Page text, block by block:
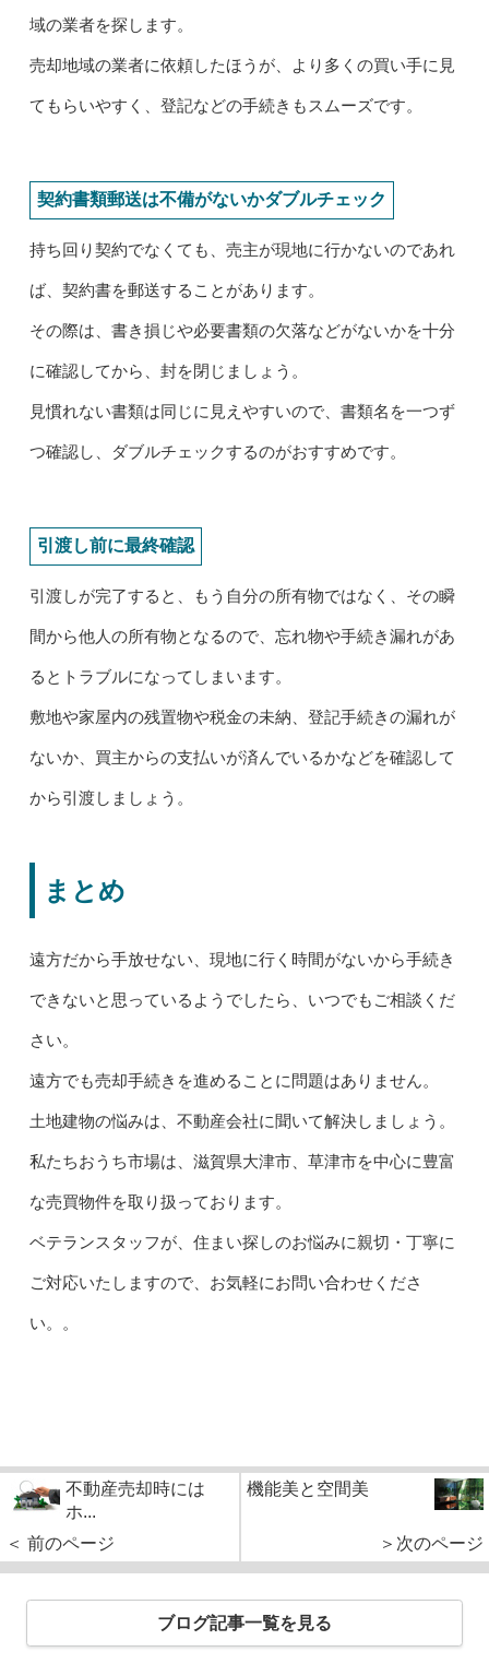
域の業者を探します。
売却地域の業者に依頼したほうが、より多くの買い手に見
てもらいやすく、登記などの手続きもスムーズです。
契約書類郵送は不備がないかダブルチェック
持ち回り契約でなくても、売主が現地に行かないのであれ
ば、契約書を郵送することがあります。
その際は、書き損じや必要書類の欠落などがないかを十分
に確認してから、封を閉じましょう。
見慣れない書類は同じに見えやすいので、書類名を一つず
つ確認し、ダブルチェックするのがおすすめです。
引渡し前に最終確認
引渡しが完了すると、もう自分の所有物ではなく、その瞬
間から他人の所有物となるので、忘れ物や手続き漏れがあ
るとトラブルになってしまいます。
敷地や家屋内の残置物や税金の未納、登記手続きの漏れが
ないか、買主からの支払いが済んでいるかなどを確認して
から引渡しましょう。
まとめ
遠方だから手放せない、現地に行く時間がないから手続き
できないと思っているようでしたら、いつでもご相談くだ
さい。
遠方でも売却手続きを進めることに問題はありません。
土地建物の悩みは、不動産会社に聞いて解決しましょう。
私たちおうち市場は、滋賀県大津市、草津市を中心に豊富
な売買物件を取り扱っております。
ベテランスタッフが、住まい探しのお悩みに親切・丁寧に
ご対応いたしますので、お気軽にお問い合わせくださ
い。。
不動産売却時には
ホ...
＜ 前のページ
機能美と空間美
＞次のページ
ブログ記事一覧を見る